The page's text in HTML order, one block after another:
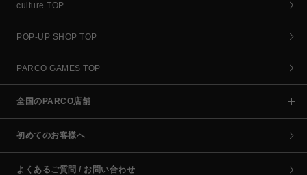
culture TOP
POP-UP SHOP TOP
PARCO GAMES TOP
全国のPARCO店舗
初めてのお客様へ
よくあるご質問 / お問い合わせ